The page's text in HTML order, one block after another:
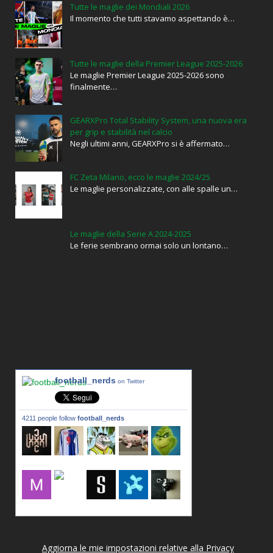
Tutte le maglie dei Mondiali 2026
Il momento che tutti stavamo aspettando è…
Tutte le maglie della Premier League 2025-2026
Le maglie Premier League 2025-2026 sono
finalmente…
GEARXPro Total Stability System, una nuova era
per grip e stabilità nel calcio
Negli ultimi anni, GEARXPro si è affermato…
FC Zeta Milano, ecco le maglie 2024/25
Le maglie personalizzate, con alle spalle un…
Le maglie della Serie A 2024-2025
Le ferie sembrano ormai solo un lontano…
football_nerds on Twitter
4211 people follow football_nerds
Aggiorna le mie impostazioni relative alla Privacy